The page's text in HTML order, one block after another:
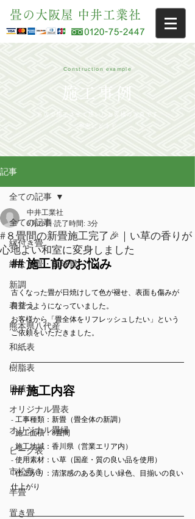
畳の大阪屋 中井工業社
Construction example
施工事例
当店で施工させて頂いたお客様の写真です
参考にどうぞ
記事
全ての記事
縁付き畳
縁なし畳・琉球畳
新調
表替え
熊本県八代産
和紙表
樹脂表
目積表
オリジナル畳表
オリジナル畳縁
ビーグ表
市松敷き
半畳
置き畳
全ての記事
#８畳間の新畳施工完了🎉｜い草の香りが
心地よい和室に変身しました
中井工業社
6月26日 読了時間: 3分
## 施工前のお悩み
古くなった畳が日焼けして色が褪せ、表面も傷みが
目立つようになっていました。
お客様から「畳全体をリフレッシュしたい」という
ご依頼をいただきました。
## 施工内容
- 工事種類：新畳（畳全体の新調）
- 施工面積：8畳間
- 施工地域：香川県（営業エリア内）
- 使用素材：い草（国産・質の良い品を使用）
- 仕上がり：清潔感のある美しい緑色、目揃いの良い
仕上がり